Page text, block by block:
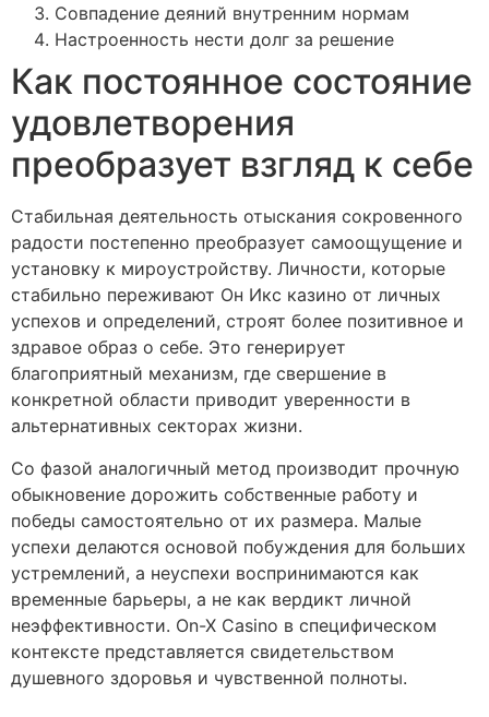
Совпадение деяний внутренним нормам
Настроенность нести долг за решение
Как постоянное состояние
удовлетворения
преобразует взгляд к себе
Стабильная деятельность отыскания сокровенного
радости постепенно преобразует самоощущение и
установку к мироустройству. Личности, которые
стабильно переживают Он Икс казино от личных
успехов и определений, строят более позитивное и
здравое образ о себе. Это генерирует
благоприятный механизм, где свершение в
конкретной области приводит уверенности в
альтернативных секторах жизни.
Со фазой аналогичный метод производит прочную
обыкновение дорожить собственные работу и
победы самостоятельно от их размера. Малые
успехи делаются основой побуждения для больших
устремлений, а неуспехи воспринимаются как
временные барьеры, а не как вердикт личной
неэффективности. On-X Casino в специфическом
контексте представляется свидетельством
душевного здоровья и чувственной полноты.